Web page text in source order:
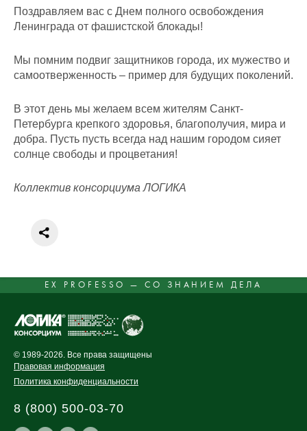
Поздравляем вас с Днем полного освобождения
Ленинграда от фашистской блокады!
Мы помним подвиг защитников города, их мужество и
самоотверженность – пример для будущих поколений.
В этот день мы желаем всем жителям Санкт-
Петербурга крепкого здоровья, благополучия, мира и
добра. Пусть пусть всегда над нашим городом сияет
солнце свободы и процветания!
Коллектив консорциума ЛОГИКА
EX PROFESSO — СО ЗНАНИЕМ ДЕЛА
© 1989-2026. Все права защищены
Правовая информация
Политика конфиденциальности
8 (800) 500-03-70